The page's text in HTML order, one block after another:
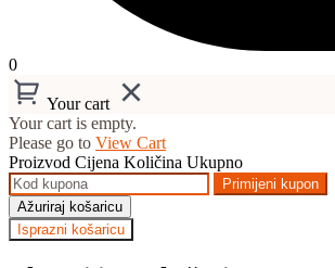
0
Your cart
Your cart is empty.
Please go to View Cart
Proizvod Cijena Količina Ukupno
Primijeni kupon
Ažuriraj košaricu
Isprazni košaricu